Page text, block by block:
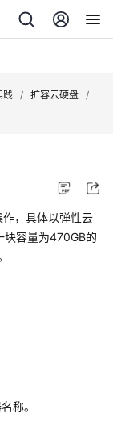
践 / 扩容云硬盘 /
，具体以弹性云
块容量为470GB的
称。